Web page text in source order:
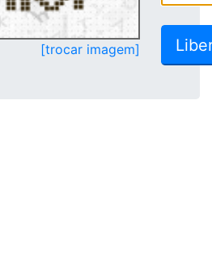
[trocar imagem]